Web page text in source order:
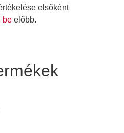
elsőként
be előbb.